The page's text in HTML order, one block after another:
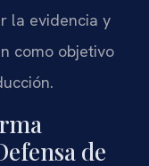
la evidencia y
como objetivo
de